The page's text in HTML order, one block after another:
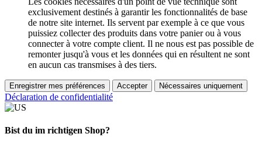
exclusivement destinés à garantir les fonctionnalités de base
de notre site internet. Ils servent par exemple à ce que vous
puissiez collecter des produits dans votre panier ou à vous
connecter à votre compte client. Il ne nous est pas possible de
remonter jusqu'à vous et les données qui en résultent ne sont
en aucun cas transmises à des tiers.
Enregistrer mes préférences Accepter Nécessaires uniquement
Déclaration de confidentialité
Bist du im richtigen Shop?